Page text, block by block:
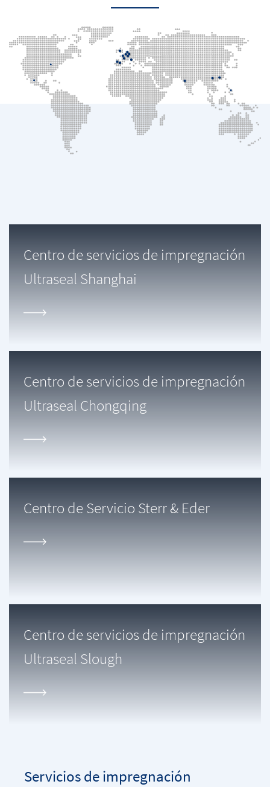
Centro de servicios de impregnación
Ultraseal Shanghai
Centro de servicios de impregnación
Ultraseal Chongqing
Centro de Servicio Sterr & Eder
Centro de servicios de impregnación
Ultraseal Slough
Servicios de impregnación